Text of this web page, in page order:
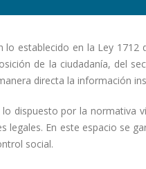
establecido en la Ley 1712
de la ciudadanía, del
directa la información
dispuesto por la normativa
legales. En este espacio se
social.